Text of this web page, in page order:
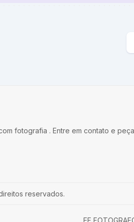
fotografia . Entre em contato e peça
reservados.
EF